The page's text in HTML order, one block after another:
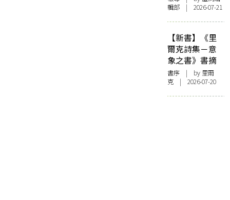
輯部 | 2026-07-21
【新書】《里
爾克詩集－意
象之書》書摘
書序 | by 里爾
克 | 2026-07-20